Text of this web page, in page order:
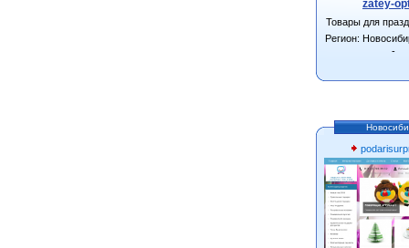
zatey-
Товары для
Регион:
-